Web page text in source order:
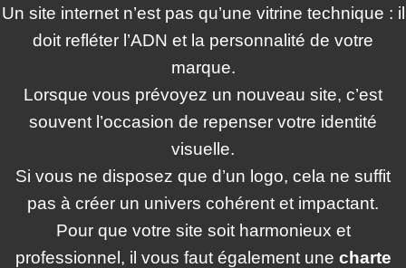
Un site internet n’est pas qu’une vitrine technique : il
doit refléter l’ADN et la personnalité de votre
marque.
Lorsque vous prévoyez un nouveau site, c’est
souvent l’occasion de repenser votre identité
visuelle.
Si vous ne disposez que d’un logo, cela ne suffit
pas à créer un univers cohérent et impactant.
Pour que votre site soit harmonieux et
professionnel, il vous faut également une charte